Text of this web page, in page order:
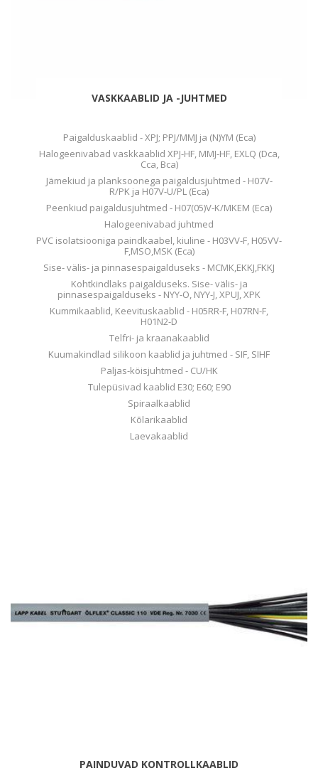
VASKKAABLID JA -JUHTMED
Paigalduskaablid - XPJ; PPJ/MMJ ja (N)YM (Eca)
Halogeenivabad vaskkaablid XPJ-HF, MMJ-HF, EXLQ (Dca,
Cca, Bca)
Jämekiud ja planksoonega paigaldusjuhtmed - H07V-
R/PK ja H07V-U/PL (Eca)
Peenkiud paigaldusjuhtmed - H07(05)V-K/MKEM (Eca)
Halogeenivabad juhtmed
PVC isolatsiooniga paindkaabel, kiuline - H03VV-F, H05VV-
F,MSO,MSK (Eca)
Sise- välis- ja pinnasespaigalduseks - MCMK,EKKJ,FKKJ
Kohtkindlaks paigalduseks. Sise- välis- ja
pinnasespaigalduseks - NYY-O, NYY-J, XPUJ, XPK
Kummikaablid, Keevituskaablid - H05RR-F, H07RN-F,
H01N2-D
Telfri- ja kraanakaablid
Kuumakindlad silikoon kaablid ja juhtmed - SIF, SIHF
Paljas-köisjuhtmed - CU/HK
Tulepüsivad kaablid E30; E60; E90
Spiraalkaablid
Kõlarikaablid
Laevakaablid
PAINDUVAD KONTROLLKAABLID